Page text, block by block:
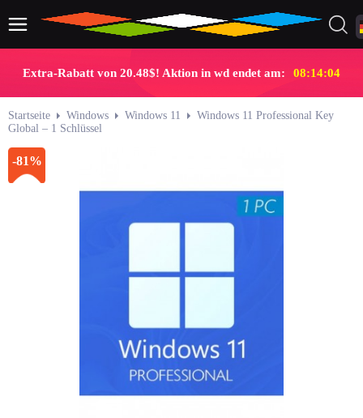
Extra-Rabatt von 20.48$! Aktion in wd endet am: 08:14:03
Startseite Windows Windows 11
Windows 11 Professional Key
Global – 1 Schlüssel
-81%